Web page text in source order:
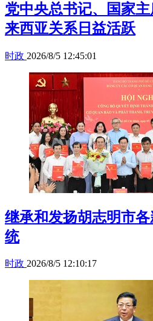
党中央总书记、国家
来西亚关系日益活跃
时政 2026/8/5 12:45:01
继承和发扬胡志明市
统
时政 2026/8/5 12:10:17